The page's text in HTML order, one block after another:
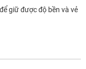
giữ được độ bền và vẻ